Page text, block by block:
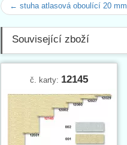
← stuha atlasová oboulící 20 mm
Související zboží
č. karty: 12145